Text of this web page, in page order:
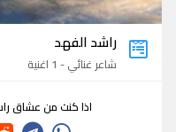
راشد الفهد
شاعر غنائي - 1 اغنية
اذا كنت من عشاق